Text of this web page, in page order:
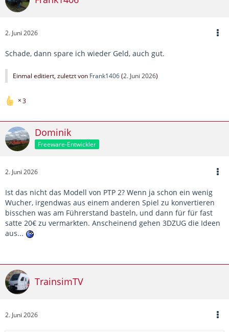
2. Juni 2026
Schade, dann spare ich wieder Geld, auch gut.
Einmal editiert, zuletzt von Frank1406(2. Juni 2026)
3
Dominik
Freeware-Entwickler
2. Juni 2026
Ist das nicht das Modell von PTP 2? Wenn ja schon ein wenig
Wucher, irgendwas aus einem anderen Spiel zu konvertieren
bisschen was am Führerstand basteln, und dann für für fast
satte 20€ zu vermarkten. Anscheinend gehen 3DZUG die Ideen
aus...
TrainsimTV
2. Juni 2026